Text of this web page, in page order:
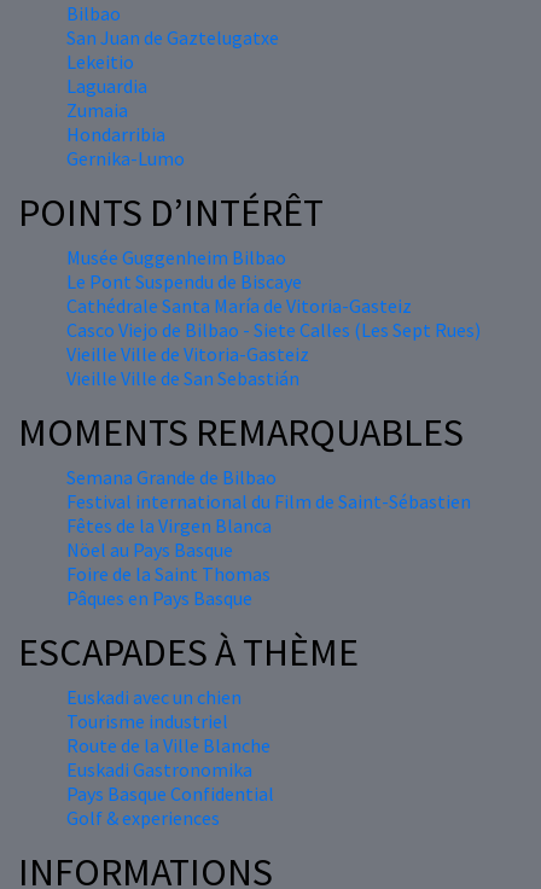
Bilbao
San Juan de Gaztelugatxe
Lekeitio
Laguardia
Zumaia
Hondarribia
Gernika-Lumo
POINTS D’INTÉRÊT
Musée Guggenheim Bilbao
Le Pont Suspendu de Biscaye
Cathédrale Santa María de Vitoria-Gasteiz
Casco Viejo de Bilbao - Siete Calles (Les Sept Rues)
Vieille Ville de Vitoria-Gasteiz
Vieille Ville de San Sebastián
MOMENTS REMARQUABLES
Semana Grande de Bilbao
Festival international du Film de Saint-Sébastien
Fêtes de la Virgen Blanca
Nöel au Pays Basque
Foire de la Saint Thomas
Pâques en Pays Basque
ESCAPADES À THÈME
Euskadi avec un chien
Tourisme industriel
Route de la Ville Blanche
Euskadi Gastronomika
Pays Basque Confidential
Golf & experiences
INFORMATIONS